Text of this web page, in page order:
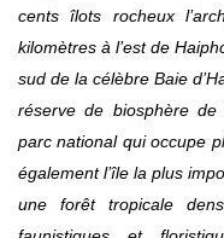
cents îlots rocheux
kilomètres à l’est de
sud de la célèbre Baie
réserve de biosphère de
parc national qui occupe
également l’île la plus
une forêt tropicale